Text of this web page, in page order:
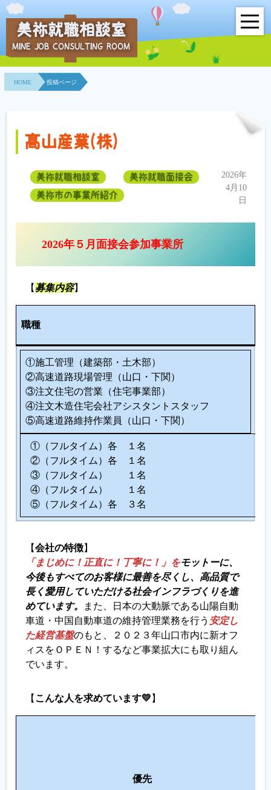
HOME
事業所紹介
相談室とは？
利用者の声
求人情報検索
美祢就職相談室
MINE JOB CONSULTING ROOM
HOME 投稿ページ
髙山産業(株)
美祢就職相談室
美祢就職面接会
美祢市の事業所紹介
2026年
4月10
日
2026年５月面接会参加事業所
【 募集内容】
職種
①施工管理（建築部・土木部）
②高速道路現場管理（山口・下関）
③注文住宅の営業（住宅事業部）
④注文木造住宅会社アシスタントスタッフ
⑤高速道路維持作業員（山口・下関）
①（フルタイム）各 １名
②（フルタイム）各 １名
③（フルタイム） １名
④（フルタイム） １名
⑤（フルタイム）各 ３名
【会社の特徴】
「まじめに！正直に！丁寧に！」をモットーに、
今後もすべてのお客様に最善を尽くし、高品質で
長く愛用していただける社会インフラづくりを進
めています。
また、日本の大動脈である山陽自動
車道・中国自動車道の維持管理業務を行う 安定し
た経営基盤のもと、２０２３年山口市内に新オフ
ィスをＯＰＥＮ！するなど事業拡大にも取り組ん
でいます。
【 こんな人を求めています💛 】
優先